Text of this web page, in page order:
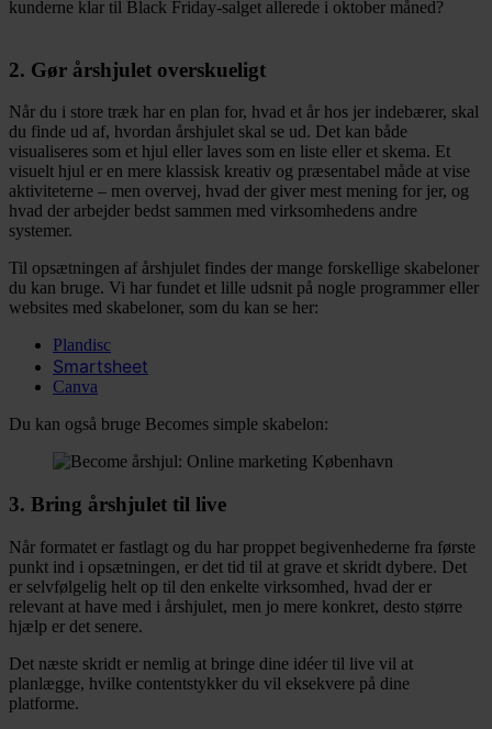
kunderne klar til Black Friday-salget allerede i oktober måned?
2. Gør årshjulet overskueligt
Når du i store træk har en plan for, hvad et år hos jer indebærer, skal
du finde ud af, hvordan årshjulet skal se ud. Det kan både
visualiseres som et hjul eller laves som en liste eller et skema. Et
visuelt hjul er en mere klassisk kreativ og præsentabel måde at vise
aktiviteterne – men overvej, hvad der giver mest mening for jer, og
hvad der arbejder bedst sammen med virksomhedens andre
systemer.
Til opsætningen af årshjulet findes der mange forskellige skabeloner
du kan bruge. Vi har fundet et lille udsnit på nogle programmer eller
websites med skabeloner, som du kan se her:
Plandisc
Smartsheet
Canva
Du kan også bruge Becomes simple skabelon:
3. Bring årshjulet til live
Når formatet er fastlagt og du har proppet begivenhederne fra første
punkt ind i opsætningen, er det tid til at grave et skridt dybere. Det
er selvfølgelig helt op til den enkelte virksomhed, hvad der er
relevant at have med i årshjulet, men jo mere konkret, desto større
hjælp er det senere.
Det næste skridt er nemlig at bringe dine idéer til live vil at
planlægge, hvilke contentstykker du vil eksekvere på dine
platforme.